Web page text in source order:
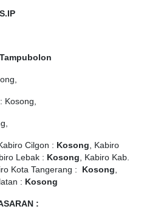
Kosong,
Kabiro Cilgon : Kosong , Kabiro
Lebak : Kosong , Kabiro Kab.
Kota Tangerang : Kosong
: Kosong
: